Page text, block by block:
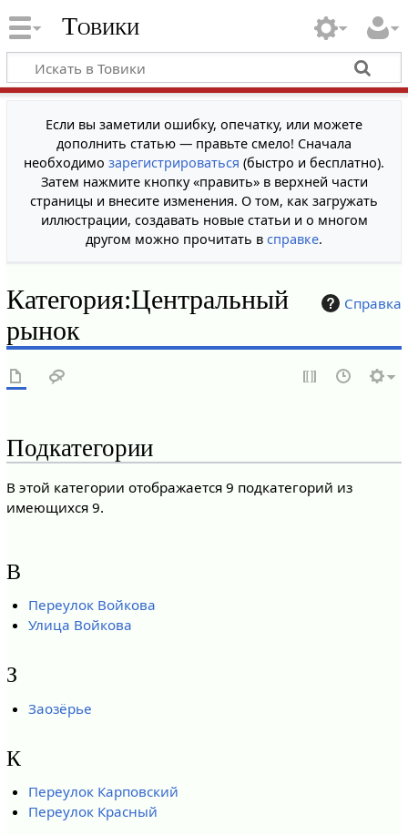
Товики
Если вы заметили ошибку, опечатку, или можете
дополнить статью — правьте смело! Сначала
необходимо зарегистрироваться (быстро и бесплатно).
Затем нажмите кнопку «править» в верхней части
страницы и внесите изменения. О том, как загружать
иллюстрации, создавать новые статьи и о многом
другом можно прочитать в справке.
Справка
Категория:Центральный
рынок
Подкатегории
В этой категории отображается 9 подкатегорий из
имеющихся 9.
В
Переулок Войкова
Улица Войкова
З
Заозёрье
К
Переулок Карповский
Переулок Красный